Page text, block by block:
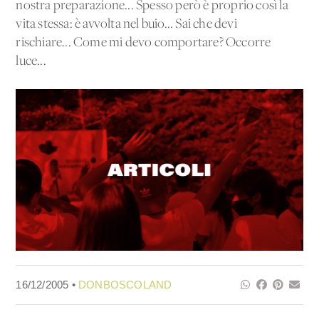
nostra preparazione... Spesso però è proprio così la
vita stessa: è avvolta nel buio... Sai che devi
rischiare... Come mi devo comportare? Occorre
luce...
16/12/2005 • DONBOSCOLAND